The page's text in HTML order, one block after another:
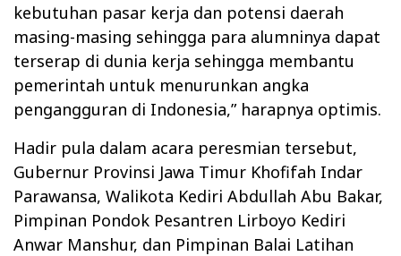
kebutuhan pasar kerja dan potensi daerah
masing-masing sehingga para alumninya dapat
terserap di dunia kerja sehingga membantu
pemerintah untuk menurunkan angka
pengangguran di Indonesia,” harapnya optimis.
Hadir pula dalam acara peresmian tersebut,
Gubernur Provinsi Jawa Timur Khofifah Indar
Parawansa, Walikota Kediri Abdullah Abu Bakar,
Pimpinan Pondok Pesantren Lirboyo Kediri
Anwar Manshur, dan Pimpinan Balai Latihan